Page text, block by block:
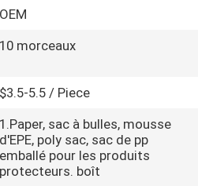
OEM
10 morceaux
$3.5-5.5 / Piece
1.Paper, sac à bulles, mousse
d'EPE, poly sac, sac de pp
emballé pour les produits
protecteurs. boît